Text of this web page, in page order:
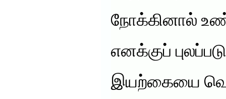
நோக்கினால்
எனக்குப்
இயற்கையை